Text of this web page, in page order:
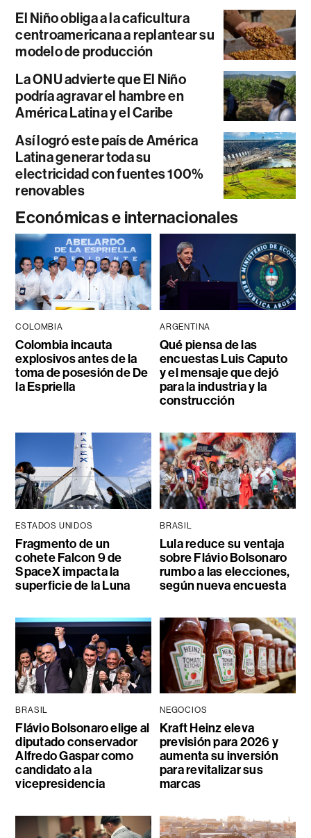
El Niño obliga a la caficultura
centroamericana a replantear su
modelo de producción
La ONU advierte que El Niño
podría agravar el hambre en
América Latina y el Caribe
Así logró este país de América
Latina generar toda su
electricidad con fuentes 100%
renovables
Económicas e internacionales
COLOMBIA
Colombia incauta
explosivos antes de la
toma de posesión de De
la Espriella
ARGENTINA
Qué piensa de las
encuestas Luis Caputo
y el mensaje que dejó
para la industria y la
construcción
ESTADOS UNIDOS
Fragmento de un
cohete Falcon 9 de
SpaceX impacta la
superficie de la Luna
BRASIL
Lula reduce su ventaja
sobre Flávio Bolsonaro
rumbo a las elecciones,
según nueva encuesta
BRASIL
Flávio Bolsonaro elige al
diputado conservador
Alfredo Gaspar como
candidato a la
vicepresidencia
NEGOCIOS
Kraft Heinz eleva
previsión para 2026 y
aumenta su inversión
para revitalizar sus
marcas